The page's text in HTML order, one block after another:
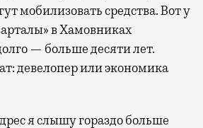
мобилизовать средства. Вот у
в Хамовниках
— больше десяти лет.
девелопер или экономика
я слышу гораздо больше